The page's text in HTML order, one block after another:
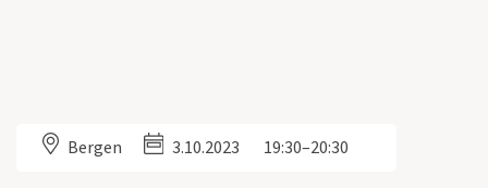
Bergen 3.10.2023 19:30–20:30